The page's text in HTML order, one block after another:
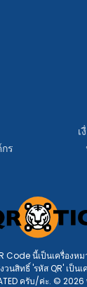
ร
เ
Code นี้เป็นเครื่องห
วนสิทธิ์ 'รหัส QR' เป็น
ครับ/ค่ะ. ©